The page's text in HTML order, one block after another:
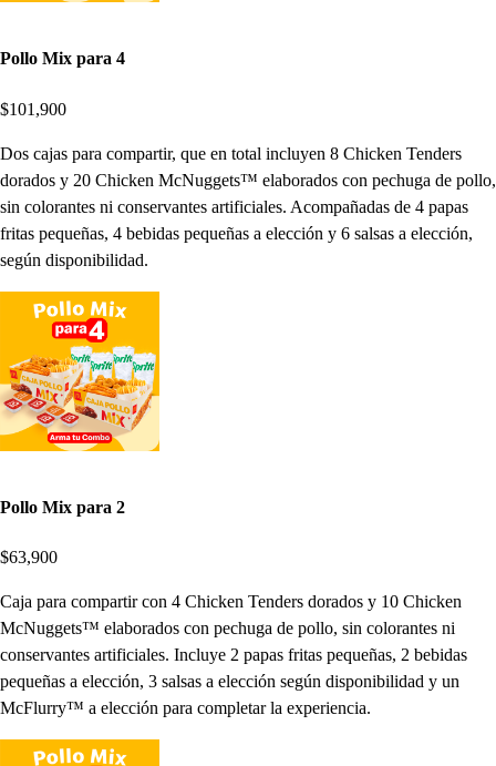
Pollo Mix para 4
$101,900
Dos cajas para compartir, que en total incluyen 8 Chicken Tenders
dorados y 20 Chicken McNuggets™ elaborados con pechuga de pollo,
sin colorantes ni conservantes artificiales. Acompañadas de 4 papas
fritas pequeñas, 4 bebidas pequeñas a elección y 6 salsas a elección,
según disponibilidad.
Pollo Mix para 2
$63,900
Caja para compartir con 4 Chicken Tenders dorados y 10 Chicken
McNuggets™ elaborados con pechuga de pollo, sin colorantes ni
conservantes artificiales. Incluye 2 papas fritas pequeñas, 2 bebidas
pequeñas a elección, 3 salsas a elección según disponibilidad y un
McFlurry™ a elección para completar la experiencia.